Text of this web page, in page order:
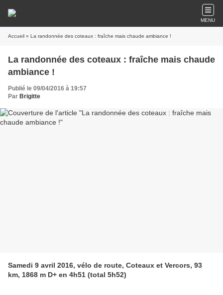
MENU
Accueil » La randonnée des coteaux : fraîche mais chaude ambiance !
La randonnée des coteaux : fraîche mais chaude
ambiance !
Publié le 09/04/2016 à 19:57
Par Brigitte
Samedi 9 avril 2016, vélo de route, Coteaux et Vercors, 93
km, 1868 m D+ en 4h51 (total 5h52)